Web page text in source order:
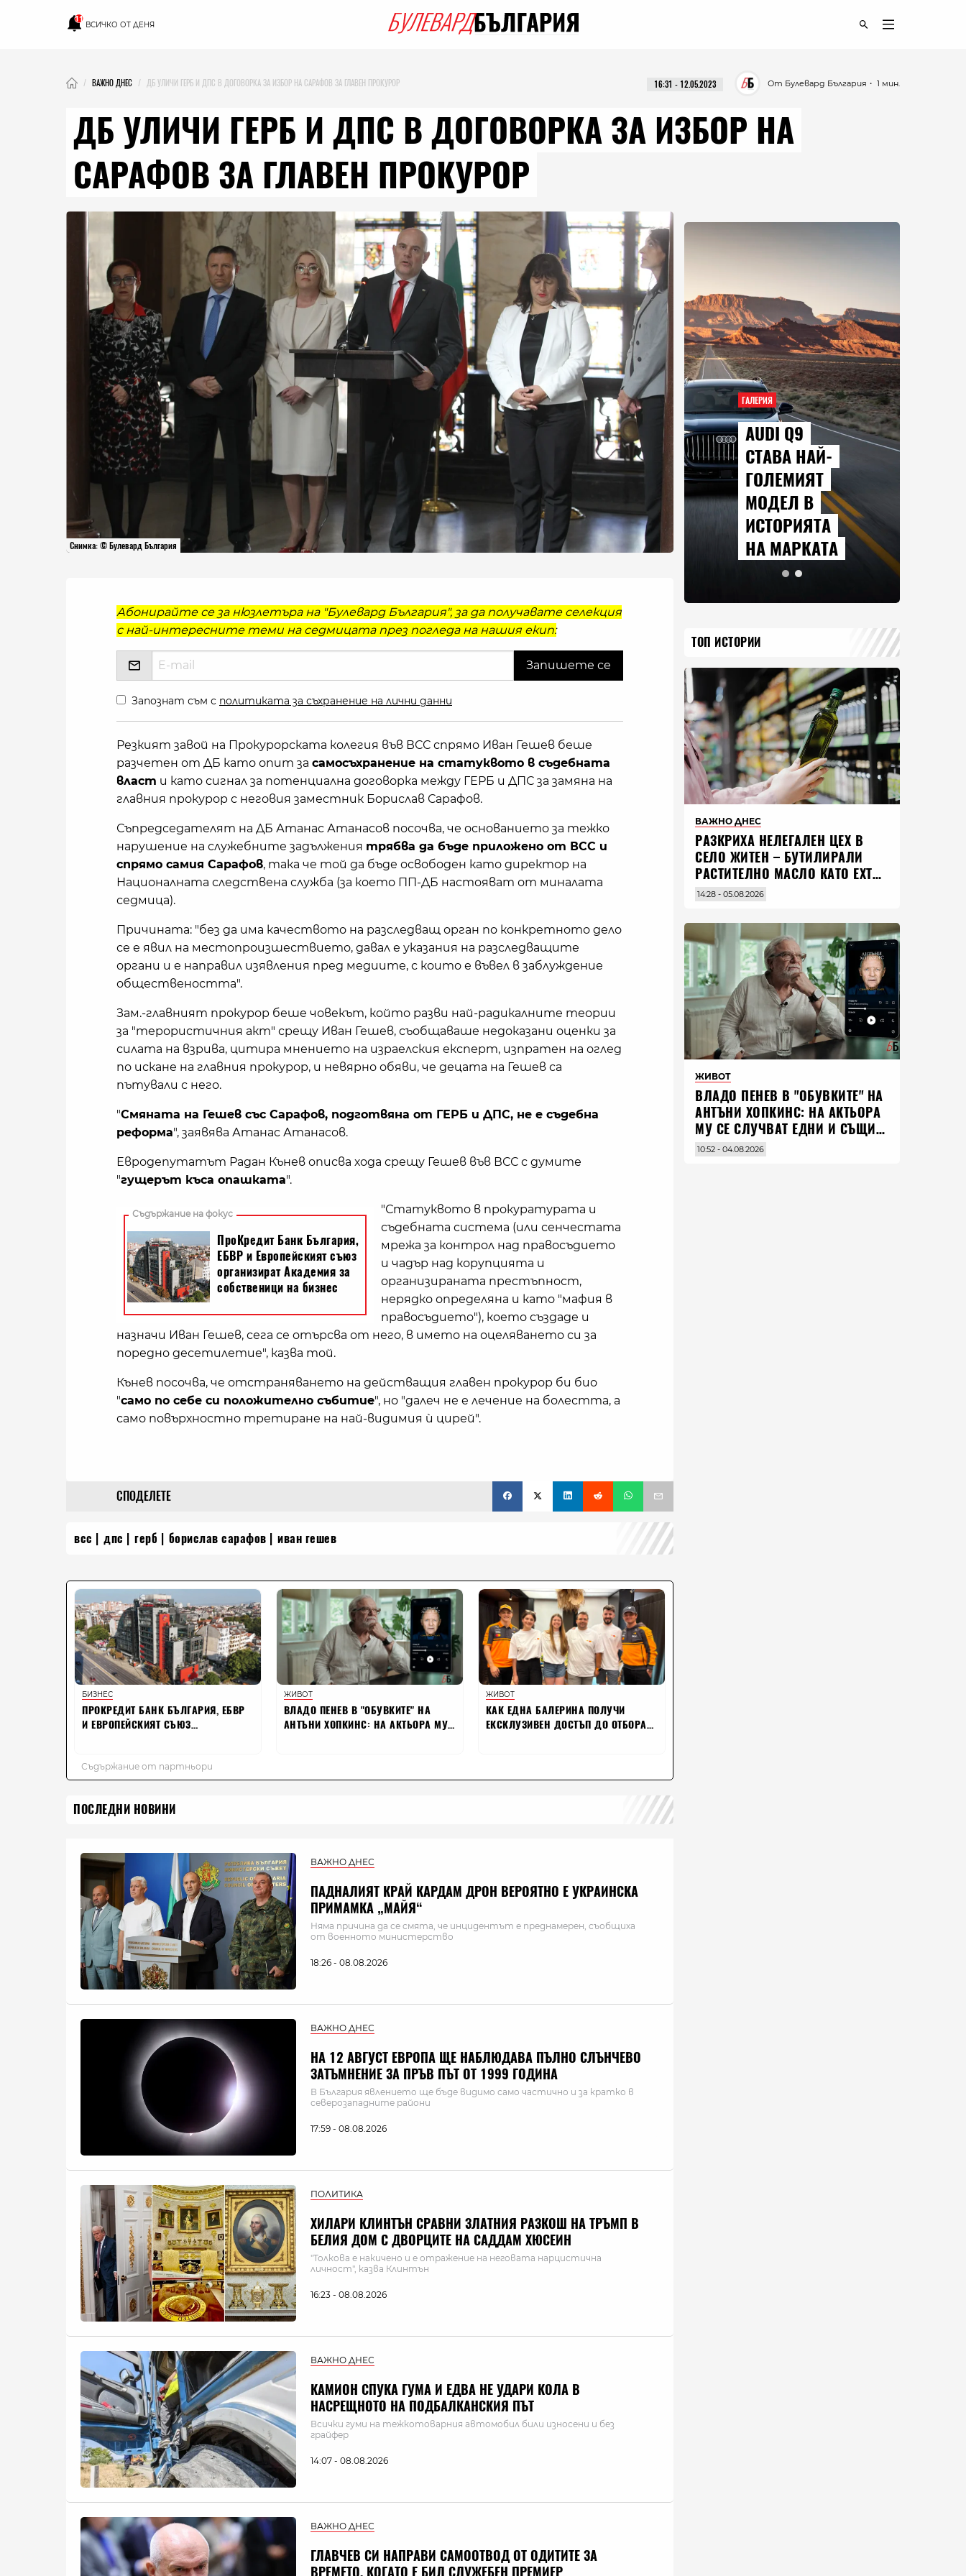
11
ВСИЧКО ОТ ДЕНЯ
ВАЖНО ДНЕС ДБ УЛИЧИ ГЕРБ И ДПС В ДОГОВОРКА ЗА ИЗБОР НА САРАФОВ ЗА ГЛАВЕН ПРОКУРОР ・ 1 мин.
От Булевард България
16:31 - 12.05.2023
ДБ УЛИЧИ ГЕРБ И ДПС В ДОГОВОРКА ЗА ИЗБОР НА
САРАФОВ ЗА ГЛАВЕН ПРОКУРОР
Снимка: © Булевард България
Абонирайте се за нюзлетъра на "Булевард България", за да получавате селекция
с най-интересните теми на седмицата през погледа на нашия екип:
Запознат съм с политиката за съхранение на лични данни
Резкият завой на Прокурорската колегия във ВСС спрямо Иван Гешев беше
разчетен от ДБ като опит за самосъхранение на статуквото в съдебната
власт и като сигнал за потенциална договорка между ГЕРБ и ДПС за замяна на
главния прокурор с неговия заместник Борислав Сарафов.
Съпредседателят на ДБ Атанас Атанасов посочва, че основанието за тежко
нарушение на служебните задължения трябва да бъде приложено от ВСС и
спрямо самия Сарафов, така че той да бъде освободен като директор на
Националната следствена служба (за което ПП-ДБ настояват от миналата
седмица).
Причината: "без да има качеството на разследващ орган по конкретното дело
се е явил на местопроизшествието, давал е указания на разследващите
органи и е направил изявления пред медиите, с които е въвел в заблуждение
обществеността".
Зам.-главният прокурор беше човекът, който разви най-радикалните теории
за "терористичния акт" срещу Иван Гешев, съобщаваше недоказани оценки за
силата на взрива, цитира мнението на израелския експерт, изпратен на оглед
по искане на главния прокурор, и невярно обяви, че децата на Гешев са
пътували с него.
"Смяната на Гешев със Сарафов, подготвяна от ГЕРБ и ДПС, не е съдебна
реформа", заявява Атанас Атанасов.
Евродепутатът Радан Кънев описва хода срещу Гешев във ВСС с думите
"гущерът къса опашката".
"Статуквото в прокуратурата и
съдебната система (или сенчестата
мрежа за контрол над правосъдието
и чадър над корупцията и
организираната престъпност,
нерядко определяна и като "мафия в
правосъдието"), което създаде и
назначи Иван Гешев, сега се отърсва от него, в името на оцеляването си за
поредно десетилетие", казва той.
Кънев посочва, че отстраняването на действащия главен прокурор би био
"само по себе си положително събитие", но "далеч не е лечение на болестта, а
само повърхностно третиране на най-видимия ѝ цирей".
СПОДЕЛЕТЕ
всс дпс герб борислав сарафов иван гешев
ПОСЛЕДНИ НОВИНИ
ВАЖНО ДНЕС
ПАДНАЛИЯТ КРАЙ КАРДАМ ДРОН ВЕРОЯТНО Е УКРАИНСКА
ПРИМАМКА „МАЙЯ“
Няма причина да се смята, че инцидентът е преднамерен, съобщиха
от военното министерство
18:26 - 08.08.2026
ВАЖНО ДНЕС
НА 12 АВГУСТ ЕВРОПА ЩЕ НАБЛЮДАВА ПЪЛНО СЛЪНЧЕВО
ЗАТЪМНЕНИЕ ЗА ПРЪВ ПЪТ ОТ 1999 ГОДИНА
В България явлението ще бъде видимо само частично и за кратко в
северозападните райони
17:59 - 08.08.2026
ПОЛИТИКА
ХИЛАРИ КЛИНТЪН СРАВНИ ЗЛАТНИЯ РАЗКОШ НА ТРЪМП В
БЕЛИЯ ДОМ С ДВОРЦИТЕ НА САДДАМ ХЮСЕИН
"Толкова е накичено и е отражение на неговата нарцистична
личност", казва Клинтън
16:23 - 08.08.2026
ВАЖНО ДНЕС
КАМИОН СПУКА ГУМА И ЕДВА НЕ УДАРИ КОЛА В
НАСРЕЩНОТО НА ПОДБАЛКАНСКИЯ ПЪТ
Всички гуми на тежкотоварния автомобил били износени и без
грайфер
14:07 - 08.08.2026
ВАЖНО ДНЕС
ГЛАВЧЕВ СИ НАПРАВИ САМООТВОД ОТ ОДИТИТЕ ЗА
ВРЕМЕТО, КОГАТО Е БИЛ СЛУЖЕБЕН ПРЕМИЕР
ГАЛЕРИЯ
AUDI Q9
СТАВА НАЙ-
ГОЛЕМИЯТ
МОДЕЛ В
ИСТОРИЯТА
НА МАРКАТА
ТОП ИСТОРИИ
ВАЖНО ДНЕС
РАЗКРИХА НЕЛЕГАЛЕН ЦЕХ В
СЕЛО ЖИТЕН – БУТИЛИРАЛИ
РАСТИТЕЛНО МАСЛО КАТО EXTRA
VIRGIN ЗЕХТИН
14:28 - 05.08.2026
ЖИВОТ
ВЛАДO ПЕНЕВ В "ОБУВКИТЕ" НА
АНТЪНИ ХОПКИНС: НА АКТЬОРА
МУ СЕ СЛУЧВАТ ЕДНИ И СЪЩИ
НЕЩА ПО ЦЕЛИЯ СВЯТ
10:52 - 04.08.2026